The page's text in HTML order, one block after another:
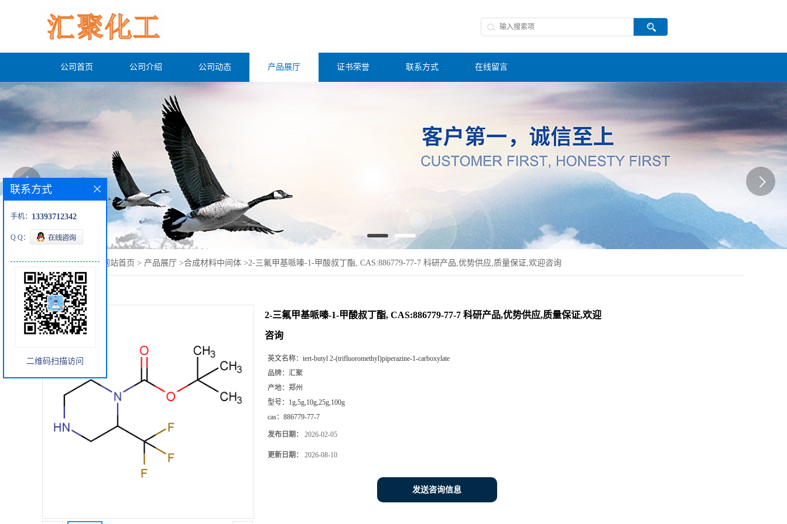
公司首页 公司介绍 公司动态 产品展厅 证书荣誉 联系方式 在线留言
您当前的位置： 网站首页 > 产品展厅 >合成材料中间体 >2-三氟甲基哌嗪-1-甲酸叔丁酯, CAS:886779-77-7 科研产品,优势供应,质量保证,欢迎咨询
2-三氟甲基哌嗪-1-甲酸叔丁酯, CAS:886779-77-7 科研产品,优势供应,质量保证,欢迎
咨询
英文名称： tert-butyl 2-(trifluoromethyl)piperazine-1-carboxylate
品牌： 汇聚
产地： 郑州
型号： 1g,5g,10g,25g,100g
cas： 886779-77-7
发布日期： 2026-02-05
更新日期： 2026-08-10
发送咨询信息
联系方式
手机： 13393712342
Q Q：
二维码扫描访问